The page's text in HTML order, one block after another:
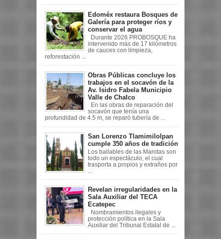
Edoméx restaura Bosques de
Galería para proteger ríos y
conservar el agua
Durante 2026 PROBOSQUE ha
intervenido más de 17 kilómetros
de cauces con limpieza,
reforestación ...
Obras Públicas concluye los
trabajos en el socavón de la
Av. Isidro Fabela Municipio
Valle de Chalco
En las obras de reparación del
socavón que tenía una
profundidad de 4.5 m, se reparó tubería de ...
San Lorenzo Tlamimilolpan
cumple 350 años de tradición
Los bailables de las Marotas son
todo un espectáculo, el cual
trasporta a propios y extraños por
Revelan irregularidades en la
Sala Auxiliar del TECA
Ecatepec
Nombramientos ilegales y
protección política en la Sala
Auxiliar del Tribunal Estatal de ...